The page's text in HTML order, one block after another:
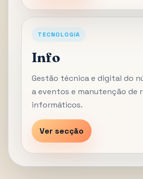
TECNOLOGIA
Info
Gestão técnica e digital do
a eventos e manutenção de
informáticos.
Ver secção